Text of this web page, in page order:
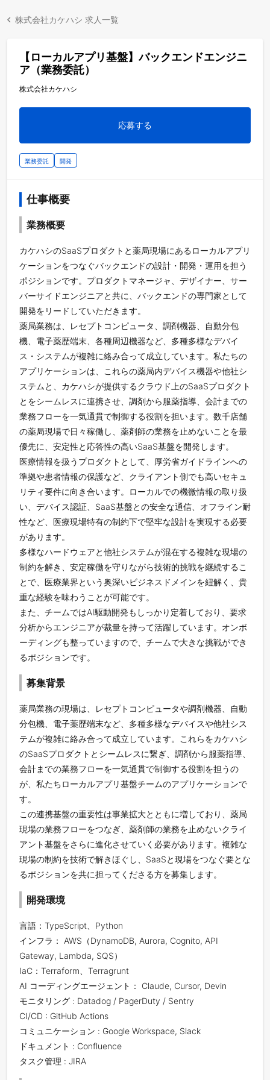
株式会社カケハシ 求人一覧
【ローカルアプリ基盤】バックエンドエンジニ
ア（業務委託）
株式会社カケハシ
応募する
業務委託 開発
仕事概要
業務概要
カケハシのSaaSプロダクトと薬局現場にあるローカルアプリ
ケーションをつなぐバックエンドの設計・開発・運用を担う
ポジションです。プロダクトマネージャ、デザイナー、サー
バーサイドエンジニアと共に、バックエンドの専門家として
開発をリードしていただきます。
薬局業務は、レセプトコンピュータ、調剤機器、自動分包
機、電子薬歴端末、各種周辺機器など、多種多様なデバイ
ス・システムが複雑に絡み合って成立しています。私たちの
アプリケーションは、これらの薬局内デバイス機器や他社シ
ステムと、カケハシが提供するクラウド上のSaaSプロダクト
とをシームレスに連携させ、調剤から服薬指導、会計までの
業務フローを一気通貫で制御する役割を担います。数千店舗
の薬局現場で日々稼働し、薬剤師の業務を止めないことを最
優先に、安定性と応答性の高いSaaS基盤を開発します。
医療情報を扱うプロダクトとして、厚労省ガイドラインへの
準拠や患者情報の保護など、クライアント側でも高いセキュ
リティ要件に向き合います。ローカルでの機微情報の取り扱
い、デバイス認証、SaaS基盤との安全な通信、オフライン耐
性など、医療現場特有の制約下で堅牢な設計を実現する必要
があります。
多様なハードウェアと他社システムが混在する複雑な現場の
制約を解き、安定稼働を守りながら技術的挑戦を継続するこ
とで、医療業界という奥深いビジネスドメインを紐解く、貴
重な経験を味わうことが可能です。
また、チームではAI駆動開発もしっかり定着しており、要求
分析からエンジニアが裁量を持って活躍しています。オンボ
ーディングも整っていますので、チームで大きな挑戦ができ
るポジションです。
募集背景
薬局業務の現場は、レセプトコンピュータや調剤機器、自動
分包機、電子薬歴端末など、多種多様なデバイスや他社シス
テムが複雑に絡み合って成立しています。これらをカケハシ
のSaaSプロダクトとシームレスに繋ぎ、調剤から服薬指導、
会計までの業務フローを一気通貫で制御する役割を担うの
が、私たちローカルアプリ基盤チームのアプリケーションで
す。
この連携基盤の重要性は事業拡大とともに増しており、薬局
現場の業務フローをつなぎ、薬剤師の業務を止めないクライ
アント基盤をさらに進化させていく必要があります。複雑な
現場の制約を技術で解きほぐし、SaaSと現場をつなぐ要とな
るポジションを共に担ってくださる方を募集します。
開発環境
言語：TypeScript、Python
インフラ： AWS（DynamoDB, Aurora, Cognito, API
Gateway, Lambda, SQS）
IaC：Terraform、Terragrunt
AI コーディングエージェント： Claude, Cursor, Devin
モニタリング : Datadog / PagerDuty / Sentry
CI/CD : GitHub Actions
コミュニケーション : Google Workspace, Slack
ドキュメント : Confluence
タスク管理 : JIRA